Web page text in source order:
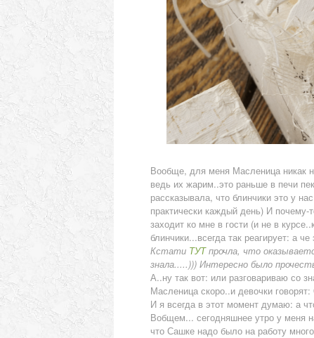
Вообще, для меня Масленица никак
ведь их жарим..это раньше в печи
рассказывала, что блинчики это у
практически каждый день) И
заходит ко мне в гости (и не в
блинчики...всегда так реагирует: а
Кстати ТУТпрочла, что
знала.....))) Интересно было
А..ну так вот: или разговариваю со
Масленица скоро..и девочки
И я всегда в этот момент думаю: а
Вобщем... сегодняшнее утро у меня
что Сашке надо было на работу